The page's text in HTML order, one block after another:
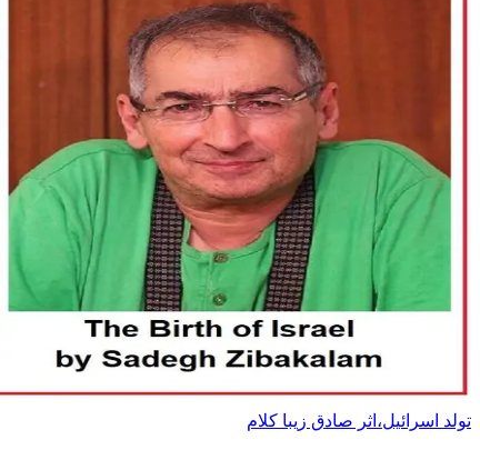
تولد اسرائیل،اثر صادق زیبا کلام